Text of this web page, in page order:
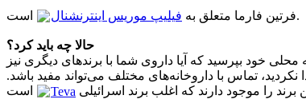
فرتین فارما متعلق به فیلیپ موریس اینترنشنال است.
حالا چه باید کرد؟
خود بپرسید که آیا داروی شما با برندهای دیگری نیز
تماس با داروخانه‌های مختلف می‌تواند مفید باشد.
را موجود دارند که اغلب برند اسرائیلی Teva